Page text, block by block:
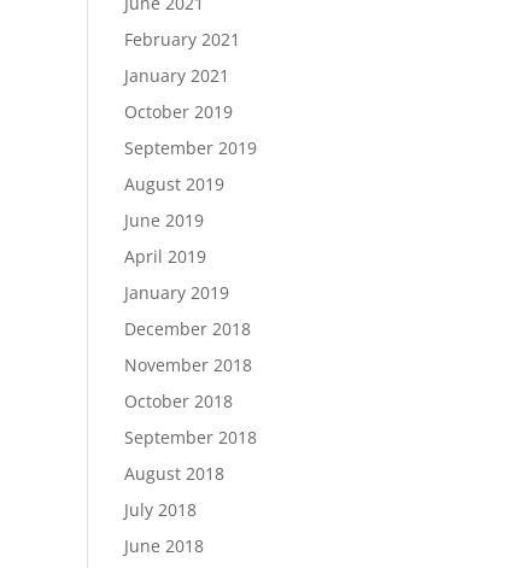
February 2021
January 2021
October 2019
September 2019
August 2019
June 2019
April 2019
January 2019
December 2018
November 2018
October 2018
September 2018
August 2018
July 2018
June 2018